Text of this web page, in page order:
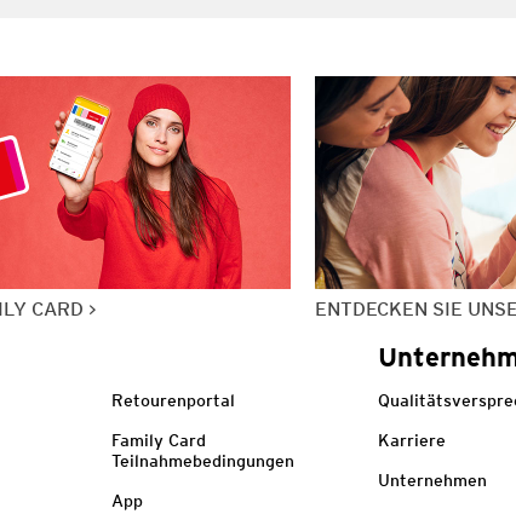
CARD ENTDECKEN SIE
Retourenportal
Family Card
Teilnahmebedingungen
App
Karriere
Unternehmen